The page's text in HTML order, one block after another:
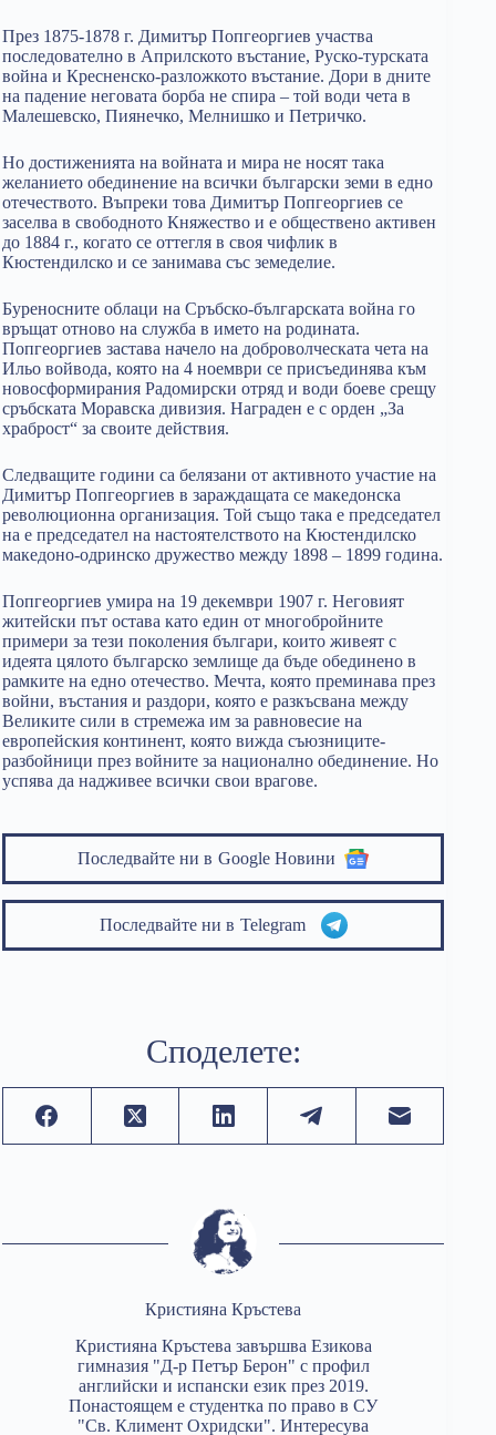
През 1875-1878 г. Димитър Попгеоргиев участва
последователно в Априлското въстание, Руско-турската
война и Кресненско-разложкото въстание. Дори в дните
на падение неговата борба не спира – той води чета в
Малешевско, Пиянечко, Мелнишко и Петричко.
Но достиженията на войната и мира не носят така
желанието обединение на всички български земи в едно
отечеството. Въпреки това Димитър Попгеоргиев се
заселва в свободното Княжество и е обществено активен
до 1884 г., когато се оттегля в своя чифлик в
Кюстендилско и се занимава със земеделие.
Буреносните облаци на Сръбско-българската война го
връщат отново на служба в името на родината.
Попгеоргиев застава начело на доброволческата чета на
Ильо войвода, която на 4 ноември се присъединява към
новосформирания Радомирски отряд и води боеве срещу
сръбската Моравска дивизия. Награден е с орден „За
храброст“ за своите действия.
Следващите години са белязани от активното участие на
Димитър Попгеоргиев в зараждащата се македонска
революционна организация. Той също така е председател
на е председател на настоятелството на Кюстендилско
македоно-одринско дружество между 1898 – 1899 година.
Попгеоргиев умира на 19 декември 1907 г. Неговият
житейски път остава като един от многобройните
примери за тези поколения българи, които живеят с
идеята цялото българско землище да бъде обединено в
рамките на едно отечество. Мечта, която преминава през
войни, въстания и раздори, която е разкъсвана между
Великите сили в стремежа им за равновесие на
европейския континент, която вижда съюзниците-
разбойници през войните за национално обединение. Но
успява да надживее всички свои врагове.
Последвайте ни в Google Новини
Последвайте ни в Telegram
Споделете:
Кристияна Кръстева
Кристияна Кръстева завършва Езикова
гимназия "Д-р Петър Берон" с профил
английски и испански език през 2019.
Понастоящем е студентка по право в СУ
"Св. Климент Охридски". Интересува